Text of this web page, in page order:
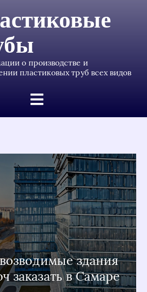
о производстве и
пластиковых труб всех видов
здания
заказать в Самаре